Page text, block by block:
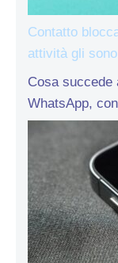
Contatto
attività gli
Cosa succede
WhatsApp,